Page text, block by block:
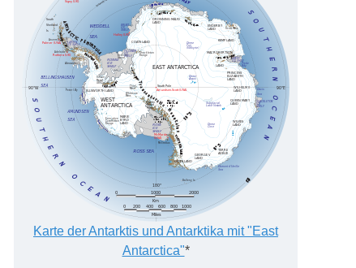
Karte der Antarktis und Antarktika mit "East
Antarctica"*